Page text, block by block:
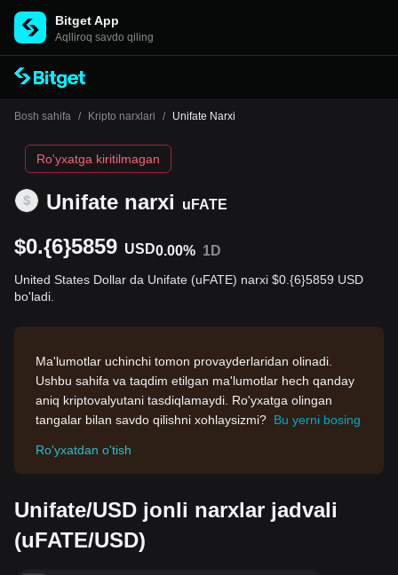
Bitget App
Aqlliroq savdo qiling
Bosh sahifa / Kripto narxlari / Unifate Narxi
Unifate narxi uFATE
Ro'yxatga kiritilmagan
$0.{6}5859 USD0.00% 1D
United States Dollar da Unifate (uFATE) narxi $0.{6}5859 USD
bo'ladi.
Ma'lumotlar uchinchi tomon provayderlaridan olinadi.
Ushbu sahifa va taqdim etilgan ma'lumotlar hech qanday
aniq kriptovalyutani tasdiqlamaydi. Ro'yxatga olingan
tangalar bilan savdo qilishni xohlaysizmi? Bu yerni bosing
Ro'yxatdan o'tish
Unifate/USD jonli narxlar jadvali
(uFATE/USD)